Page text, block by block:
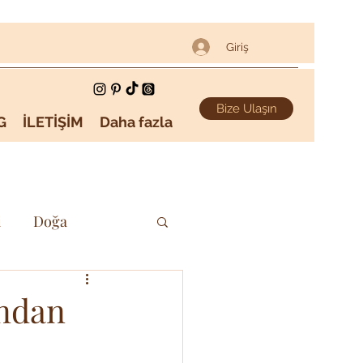
Giriş
İLETİŞİM Daha fazla
Bize Ulaşın
Doğa
Sanat & Kültür